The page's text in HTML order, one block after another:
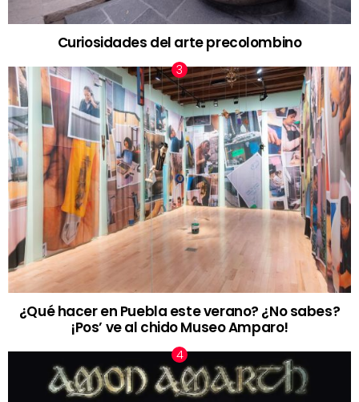
Curiosidades del arte precolombino
¿Qué hacer en Puebla este verano? ¿No sabes?
¡Pos’ ve al chido Museo Amparo!